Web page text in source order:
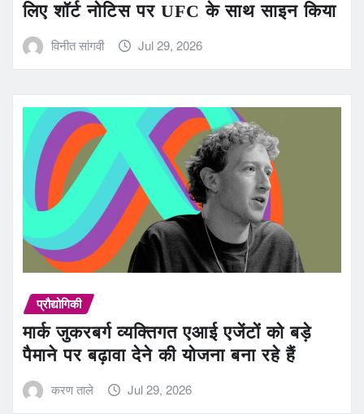
लिए शॉर्ट नोटिस पर UFC के साथ साइन किया
विनीत सांगवी Jul 29, 2026
प्रौद्योगिकी
मार्क जुकरबर्ग व्यक्तिगत एआई एजेंटों को बड़े
पैमाने पर बढ़ावा देने की योजना बना रहे हैं
करण ताले Jul 29, 2026